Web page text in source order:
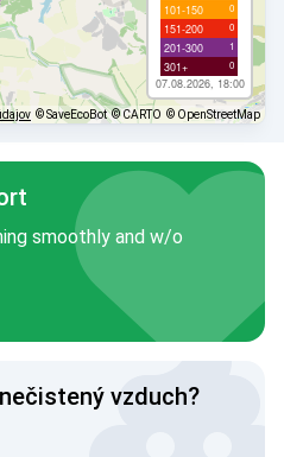
101-150 0
151-200 0
201-300 1
301+ 0
07.08.2026, 18:00
© SaveEcoBot © CARTO © OpenStreetMap
smoothly and w/o
vzduch?